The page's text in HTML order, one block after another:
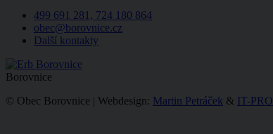
499 691 281, 724 180 864
obec@borovnice.cz
Další kontakty
Borovnice
© Obec Borovnice | Webdesign: Martin Petráček & IT-PRO